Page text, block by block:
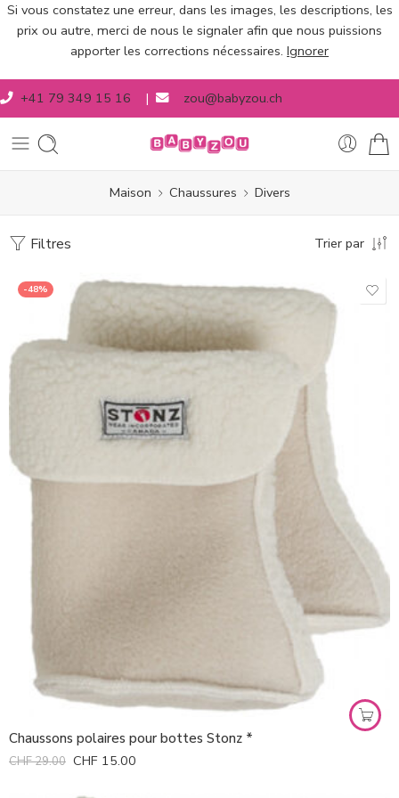
Si vous constatez une erreur, dans les images, les descriptions, les
prix ou autre, merci de nous le signaler afin que nous puissions
apporter les corrections nécessaires. Ignorer
+41 79 349 15 16 | zou@babyzou.ch
Maison Chaussures Divers
Filtres Trier par
-48%
Chaussons polaires pour bottes Stonz *
CHF29.00 CHF 15.00